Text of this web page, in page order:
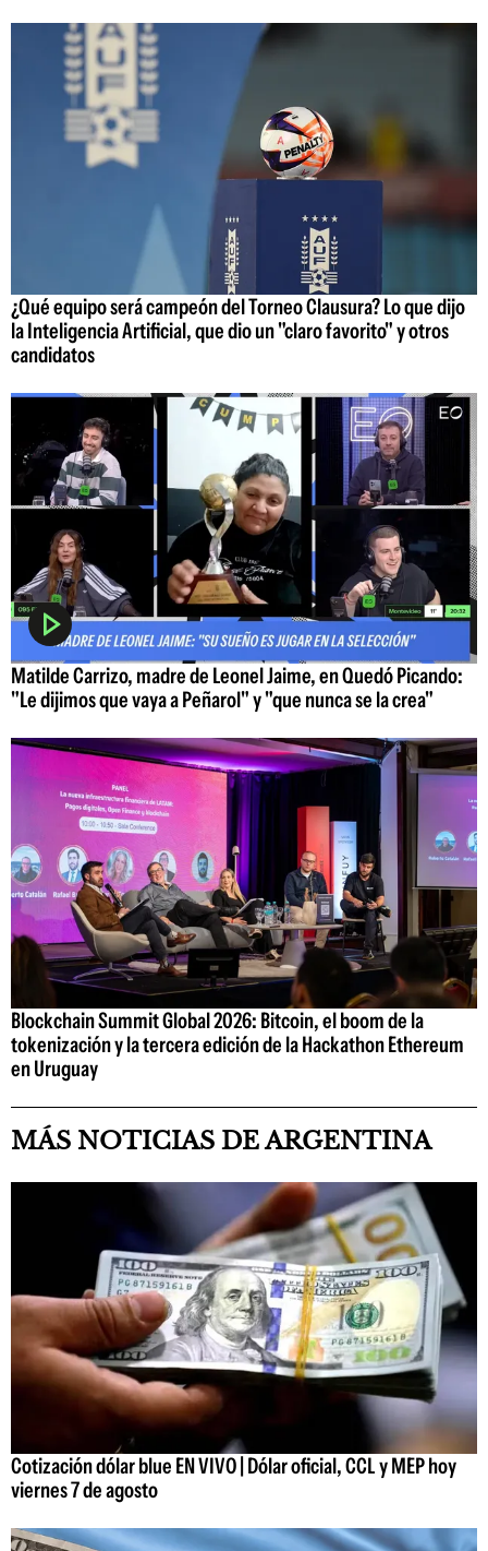
¿Qué equipo será campeón del Torneo Clausura? Lo que dijo
la Inteligencia Artificial, que dio un "claro favorito" y otros
candidatos
Matilde Carrizo, madre de Leonel Jaime, en Quedó Picando:
"Le dijimos que vaya a Peñarol" y "que nunca se la crea"
Blockchain Summit Global 2026: Bitcoin, el boom de la
tokenización y la tercera edición de la Hackathon Ethereum
en Uruguay
MÁS NOTICIAS DE ARGENTINA
Cotización dólar blue EN VIVO | Dólar oficial, CCL y MEP hoy
viernes 7 de agosto